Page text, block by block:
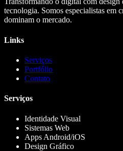
tecnologia. Somos especialistas em
dominam o mercado.
Links
Serviços
Portfólio
Contato
Serviços
Identidade Visual
Sistemas Web
Apps Android/iOS
Design Gráfico